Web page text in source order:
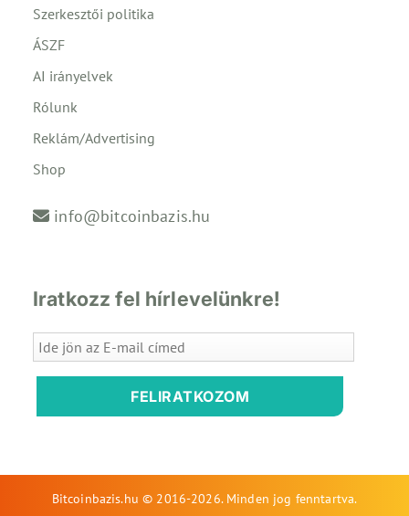
Szerkesztői politika
ÁSZF
AI irányelvek
Rólunk
Reklám/Advertising
Shop
info@bitcoinbazis.hu
Iratkozz fel hírlevelünkre!
FELIRATKOZOM
Bitcoinbazis.hu © 2016-2026. Minden jog fenntartva.